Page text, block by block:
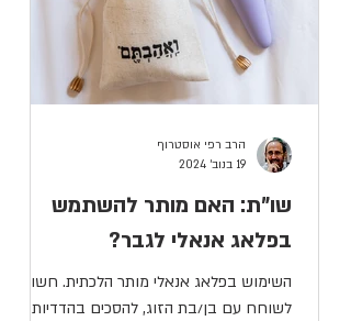
שו"ת: האם מותר להשתמש
בפלאג אנאלי לגבר?
השימוש בפלאג אנאלי מותר הלכתית. חשוב
לשוחח עם בן/בת הזוג, להסכים בהדדיות,
הרב רפי אוסטרוף
19 בנוב׳ 2024